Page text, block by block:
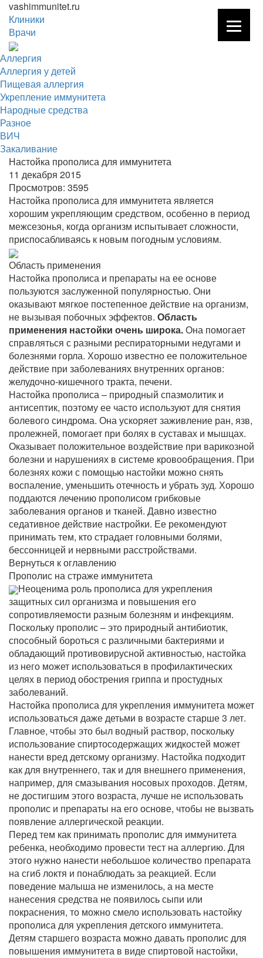
vashimmunitet.ru
Клиники
Врачи
Аллергия
Аллергия у детей
Пищевая аллергия
Укрепление иммунитета
Народные средства
Разное
ВИЧ
Закаливание
Настойка прополиса для иммунитета
11 декабря 2015
Просмотров: 3595
Настойка прополиса для иммунитета является
хорошим укрепляющим средством, особенно в период
межсезонья, когда организм испытывает сложности,
приспосабливаясь к новым погодным условиям.
Область применения
Настойка прополиса и препараты на ее основе
пользуются заслуженной популярностью. Они
оказывают мягкое постепенное действие на организм,
не вызывая побочных эффектов. Область
применения настойки очень широка.Она помогает
справляться с разными респираторными недугами и
болезнями горла. Хорошо известно ее положительное
действие при заболеваниях внутренних органов:
желудочно-кишечного тракта, печени.
Настойка прополиса – природный спазмолитик и
антисептик, поэтому ее часто используют для снятия
болевого синдрома. Она ускоряет заживление ран, язв,
пролежней, помогает при болях в суставах и мышцах.
Оказывает положительное воздействие при варикозной
болезни и нарушениях в системе кровообращения. При
болезнях кожи с помощью настойки можно снять
воспаление, уменьшить отечность и убрать зуд. Хорошо
поддаются лечению прополисом грибковые
заболевания органов и тканей. Давно известно
седативное действие настройки. Ее рекомендуют
принимать тем, кто страдает головными болями,
бессонницей и нервными расстройствами.
Вернуться к оглавлению
Прополис на страже иммунитета
Неоценима роль прополиса для укрепления
защитных сил организма и повышения его
сопротивляемости разным болезням и инфекциям.
Поскольку прополис – это природный антибиотик,
способный бороться с различными бактериями и
обладающий противовирусной активностью, настойка
из него может использоваться в профилактических
целях в период обострения гриппа и простудных
заболеваний.
Настойка прополиса для укрепления иммунитета может
использоваться даже детьми в возрасте старше 3 лет.
Главное, чтобы это был водный раствор, поскольку
использование спиртосодержащих жидкостей может
нанести вред детскому организму. Настойка подходит
как для внутреннего, так и для внешнего применения,
например, для смазывания носовых проходов. Детям,
не достигшим этого возраста, лучше не использовать
прополис и препараты на его основе, чтобы не вызвать
появление аллергической реакции.
Перед тем как принимать прополис для иммунитета
ребенка, необходимо провести тест на аллергию. Для
этого нужно нанести небольшое количество препарата
на сгиб локтя и понаблюдать за реакцией. Если
поведение малыша не изменилось, а на месте
нанесения средства не появилось сыпи или
покраснения, то можно смело использовать настойку
прополиса для укрепления детского иммунитета.
Детям старшего возраста можно давать прополис для
повышения иммунитета в виде спиртовой настойки,